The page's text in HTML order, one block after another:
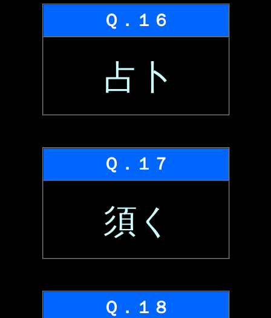
Ｑ．１６
占卜
Ｑ．１７
須く
Ｑ．１８